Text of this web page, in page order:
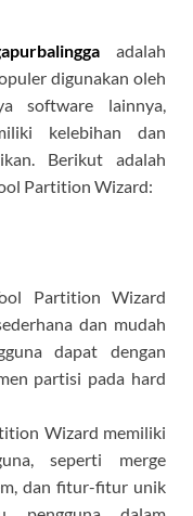
adalah
digunakan oleh
software lainnya,
kelebihan dan
Berikut adalah
Partition Wizard:
Partition Wizard
dan mudah
dapat dengan
partisi pada hard
Wizard memiliki
seperti merge
dan fitur-fitur unik